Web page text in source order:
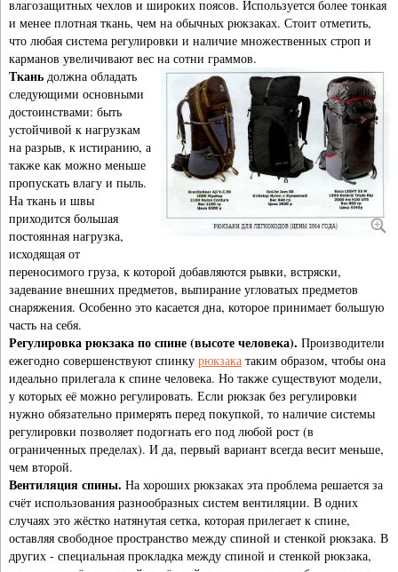
влагозащитных чехлов и широких поясов. Используется более тонкая
и менее плотная ткань, чем на обычных рюкзаках. Стоит отметить,
что любая система регулировки и наличие множественных строп и
карманов увеличивают вес на сотни граммов.
Ткань должна обладать
следующими основными
достоинствами: быть
устойчивой к нагрузкам
на разрыв, к истиранию, а
также как можно меньше
пропускать влагу и пыль.
На ткань и швы
приходится большая
постоянная нагрузка,
исходящая от
переносимого груза, к которой добавляются рывки, встряски,
задевание внешних предметов, выпирание угловатых предметов
снаряжения. Особенно это касается дна, которое принимает большую
часть на себя.
Регулировка рюкзака по спине (высоте человека). Производители
ежегодно совершенствуют спинку рюкзака таким образом, чтобы она
идеально прилегала к спине человека. Но также существуют модели,
у которых её можно регулировать. Если рюкзак без регулировки
нужно обязательно примерять перед покупкой, то наличие системы
регулировки позволяет подогнать его под любой рост (в
ограниченных пределах). И да, первый вариант всегда весит меньше,
чем второй.
Вентиляция спины. На хороших рюкзаках эта проблема решается за
счёт использования разнообразных систем вентиляции. В одних
случаях это жёстко натянутая сетка, которая прилегает к спине,
оставляя свободное пространство между спиной и стенкой рюкзака. В
других - специальная прокладка между спиной и стенкой рюкзака,